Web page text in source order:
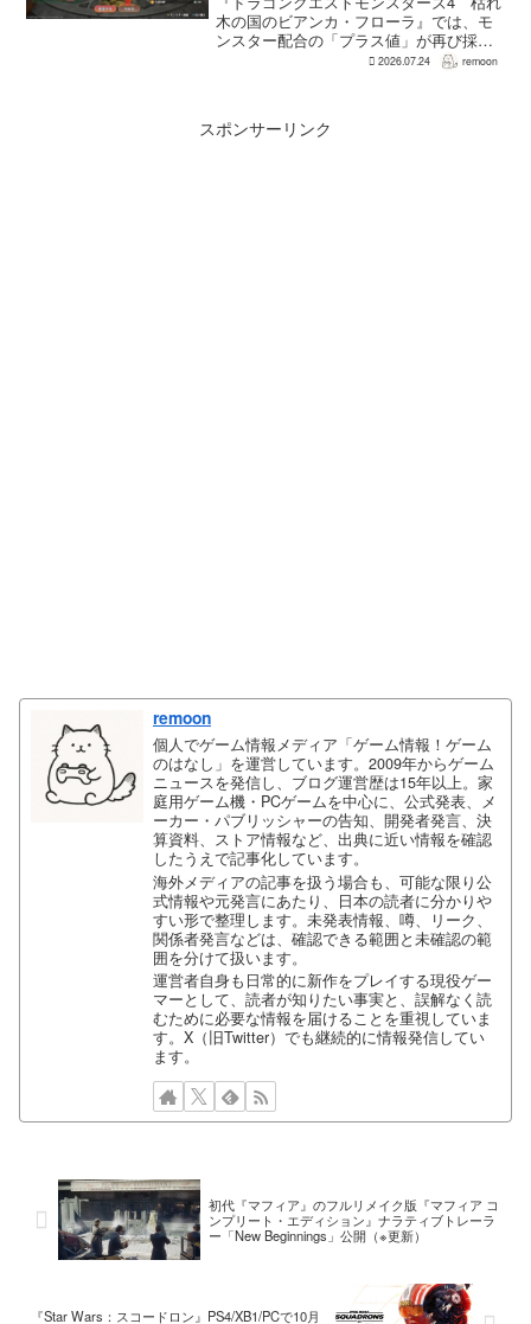
木の国のビアンカ・フローラ』では、モ
ンスター配合の「プラス値」が再び採用
される。配合を繰り返すことで数値が増
2026.07.24 remoon
スポンサーリンク
remoon
個人でゲーム情報メディア「ゲーム情報！ゲーム
のはなし」を運営しています。2009年からゲーム
ニュースを発信し、ブログ運営歴は15年以上。家
庭用ゲーム機・PCゲームを中心に、公式発表、メ
ーカー・パブリッシャーの告知、開発者発言、決
算資料、ストア情報など、出典に近い情報を確認
したうえで記事化しています。
海外メディアの記事を扱う場合も、可能な限り公
式情報や元発言にあたり、日本の読者に分かりや
すい形で整理します。未発表情報、噂、リーク、
関係者発言などは、確認できる範囲と未確認の範
囲を分けて扱います。
運営者自身も日常的に新作をプレイする現役ゲー
マーとして、読者が知りたい事実と、誤解なく読
むために必要な情報を届けることを重視していま
す。X（旧Twitter）でも継続的に情報発信してい
ます。
初代『マフィア』のフルリメイク版『マフィア コ
ンプリート・エディション』ナラティブトレーラ
ー「New Beginnings」公開（※更新）
『Star Wars：スコードロン』PS4/XB1/PCで10月